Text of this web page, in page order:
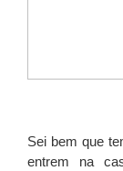
Sei bem que
entrem na